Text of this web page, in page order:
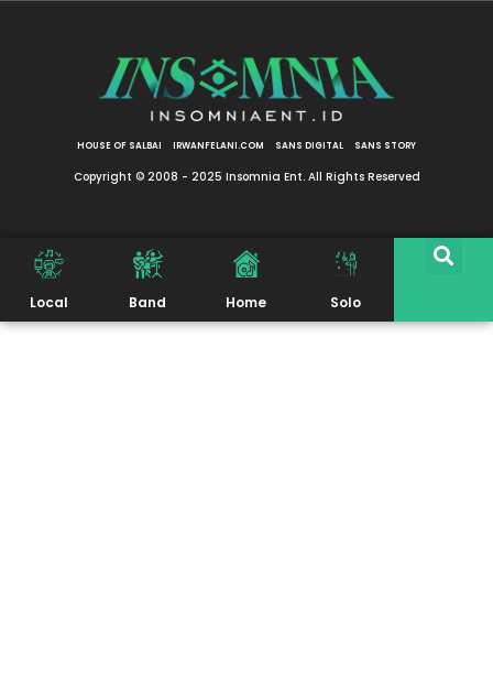
HOUSE OF SALBAI IRWANFELANI.COM SANS DIGITAL SANS STORY
Copyright © 2008 - 2025 Insomnia Ent. All Rights Reserved
Local Band Home Solo